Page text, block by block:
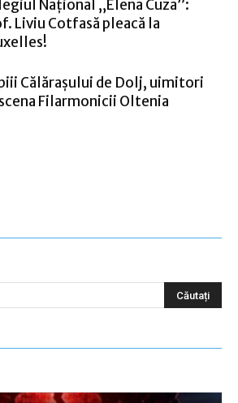
Naţional „Elena Cuza”:
Liviu Cotfasă pleacă la
Călăraşului de Dolj, uimitori
Filarmonicii Oltenia